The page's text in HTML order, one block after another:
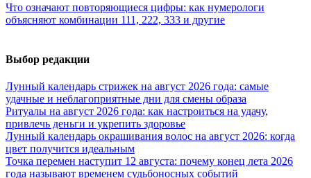
Что означают повторяющиеся цифры: как нумерологи
объясняют комбинации 111, 222, 333 и другие
Выбор редакции
Лунный календарь стрижек на август 2026 года: самые
удачные и неблагоприятные дни для смены образа
Ритуалы на август 2026 года: как настроиться на удачу,
привлечь деньги и укрепить здоровье
Лунный календарь окрашивания волос на август 2026: когда
цвет получится идеальным
Точка перемен наступит 12 августа: почему конец лета 2026
года называют временем судьбоносных событий